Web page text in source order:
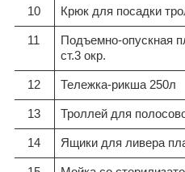
10 Крюк для посадки
11
Подъемно-
ст.3 окр.
12 Тележка-рикша 250л
13 Троллей для
14 Ящики для ливера